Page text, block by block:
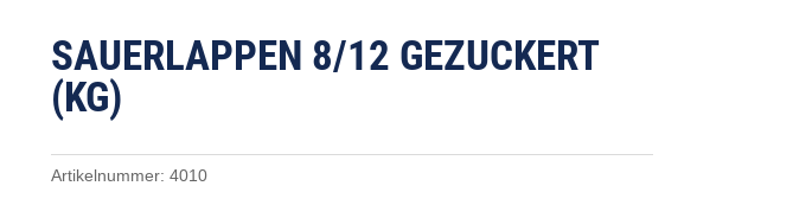
SAUERLAPPEN 8/12 GEZUCKERT
(KG)
Artikelnummer: 4010